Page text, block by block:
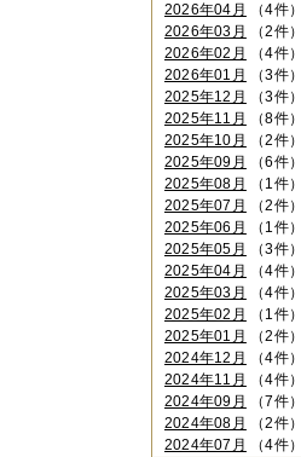
2026年04月
（4件）
2026年03月
（2件）
2026年02月
（4件）
2026年01月
（3件）
2025年12月
（3件）
2025年11月
（8件）
2025年10月
（2件）
2025年09月
（6件）
2025年08月
（1件）
2025年07月
（2件）
2025年06月
（1件）
2025年05月
（3件）
2025年04月
（4件）
2025年03月
（4件）
2025年02月
（1件）
2025年01月
（2件）
2024年12月
（4件）
2024年11月
（4件）
2024年09月
（7件）
2024年08月
（2件）
2024年07月
（4件）